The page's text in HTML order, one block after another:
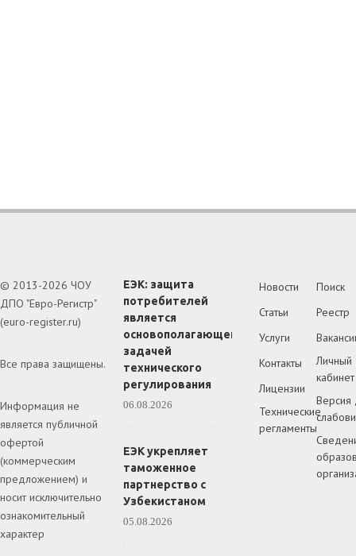
© 2013-2026 ЧОУ
ДПО "Евро-Регистр"
(euro-register.ru)
Все права защищены.
Информация не
является публичной
офертой
(коммерческим
предложением) и
носит исключительно
ознакомительный
характер
ЕЭК: защита
потребителей
является
основополагающей
задачей
технического
регулирования
06.08.2026
ЕЭК укрепляет
таможенное
партнерство с
Узбекистаном
05.08.2026
Новости
Статьи
Услуги
Контакты
Лицензии
Технические
регламенты
Поиск
Реестр
Личный
кабинет
Версия